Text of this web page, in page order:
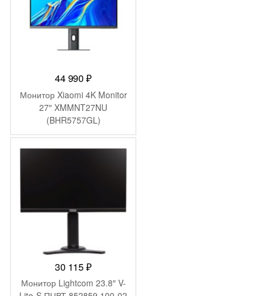
44 990₽
Монитор Xiaomi 4K Monitor
27″ XMMNT27NU
(BHR5757GL)
30 115₽
Монитор Lightcom 23.8″ V-